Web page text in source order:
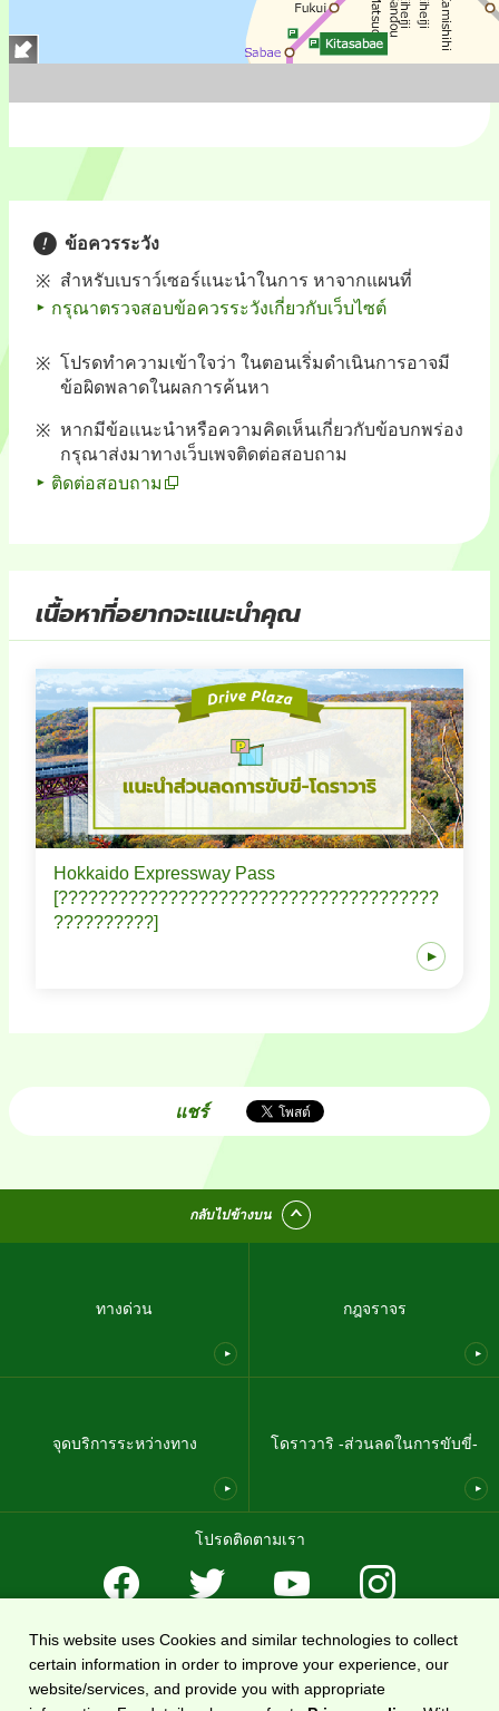
ข้อควรระวัง
สำหรับเบราว์เซอร์แนะนำในการ หาจากแผนที่
กรุณาตรวจสอบข้อควรระวังเกี่ยวกับเว็บไซต์
โปรดทำความเข้าใจว่า ในตอนเริ่มดำเนินการอาจมี
ข้อผิดพลาดในผลการค้นหา
หากมีข้อแนะนำหรือความคิดเห็นเกี่ยวกับข้อบกพร่อง
กรุณาส่งมาทางเว็บเพจติดต่อสอบถาม
ติดต่อสอบถาม
เนื้อหาที่อยากจะแนะนำคุณ
Hokkaido Expressway Pass
[??????????????????????????????????????
??????????]
แชร์
กลับไปข้างบน
ทางด่วน กฎจราจร
จุดบริการระหว่างทาง โดราวาริ -ส่วนลดในการขับขี่-
โปรดติดตามเรา
ข้อตกลงในการใช้งาน นโยบายคุ้มครองความเป็นส่วนตัว แผนผังเว็บไซต์
เกี่ยวกับเรา
This website uses Cookies and similar technologies to collect
certain information in order to improve your experience, our
website/services, and provide you with appropriate